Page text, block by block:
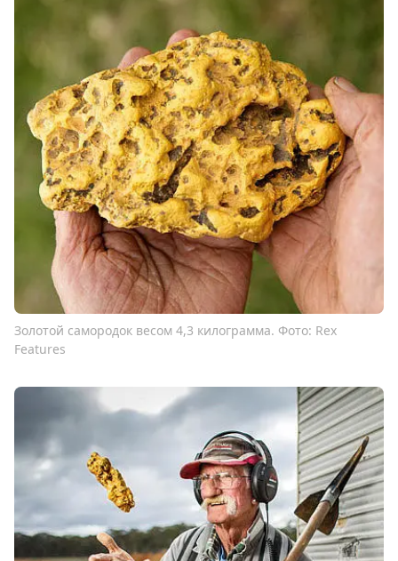
Золотой самородок весом 4,3 килограмма. Фото: Rex
Features